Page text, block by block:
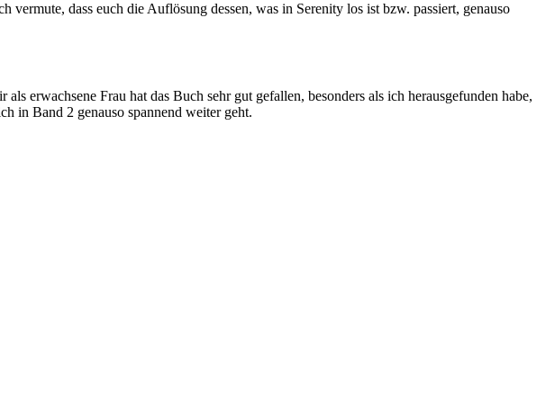
vermute, dass euch die Auflösung dessen, was in Serenity los ist bzw. passiert, genauso
erwachsene Frau hat das Buch sehr gut gefallen, besonders als ich herausgefunden habe,
in Band 2 genauso spannend weiter geht.